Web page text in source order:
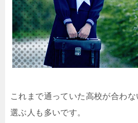
これまで通っていた高校が合わ
選ぶ人も多いです。